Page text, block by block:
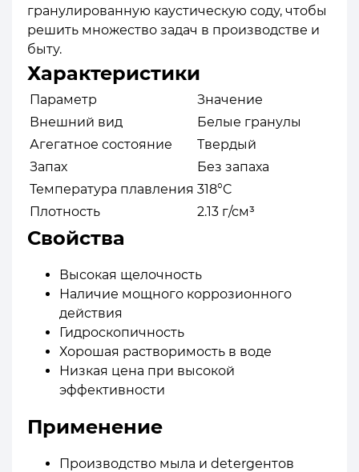
гранулированную каустическую соду, чтобы
решить множество задач в производстве и
быту.
Характеристики
Параметр
Значение
Внешний вид
Белые гранулы
Агегатное состояние
Твердый
Запах
Без запаха
Температура плавления 318°C
Плотность
2.13 г/см³
Свойства
Высокая щелочность
Наличие мощного коррозионного
действия
Гидроскопичность
Хорошая растворимость в воде
Низкая цена при высокой
эффективности
Применение
Производство мыла и detergентов